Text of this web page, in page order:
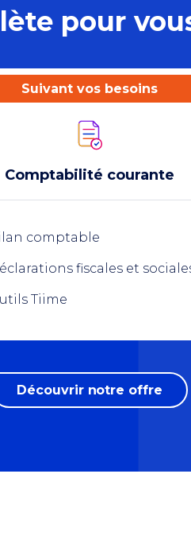
pour
Suivant vos besoins
Comptabilité courante
comptable
fiscales et
Tiime
Découvrir notre offre